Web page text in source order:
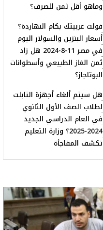
وماهو أقل ثمن للصرف؟
فولت عربيتك بكام النهاردة؟
أسعار البنزين والسولار اليوم
في مصر 11-8-2024 هل زاد
ثمن الغاز الطبيعي وأسطوانات
البوتاجاز؟
هل سيتم ألغاء أجهزة التابلت
لطلاب الصف الأول الثانوي
في العام الدراسي الجديد
2024-2025؟ وزارة التعليم
تكشف المفاجأة